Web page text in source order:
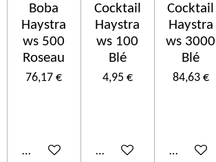
Boba
Haystra
ws 500
Roseau
76,17 €
Ajouter au panier
Cocktail
Haystra
ws 100
Blé
4,95 €
Ajouter au panier
Cocktail
Haystra
ws 3000
Blé
84,63 €
Ajouter